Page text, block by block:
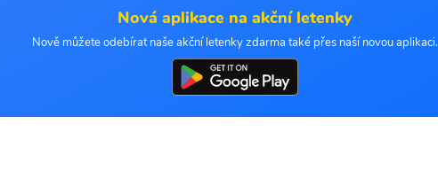
Nová aplikace na akční letenky
Nově můžete odebírat naše akční letenky zdarma také přes naší novou aplikaci.